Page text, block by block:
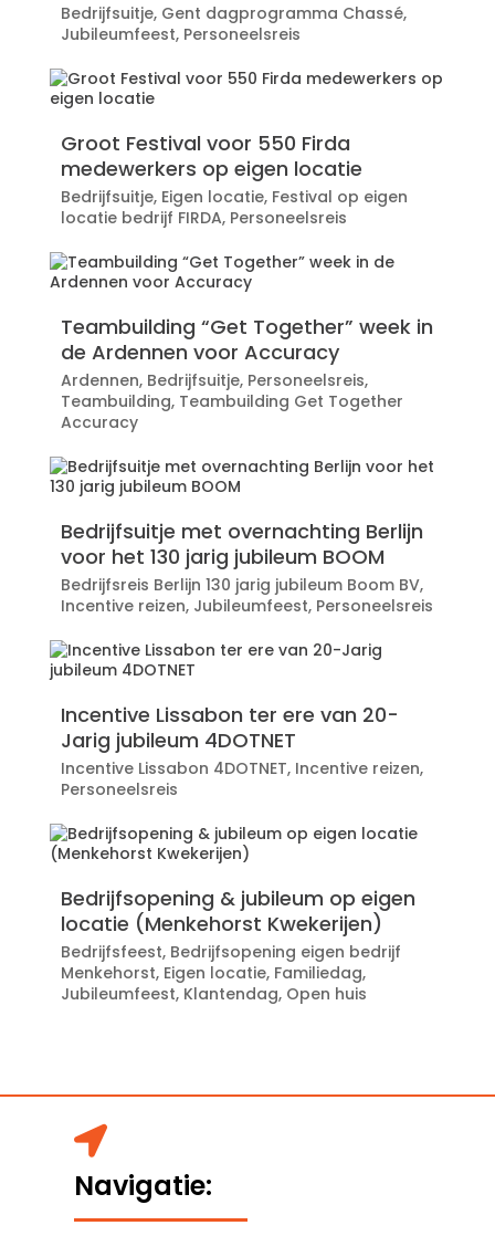
Bedrijfsuitje, Gent dagprogramma Chassé,
Jubileumfeest, Personeelsreis
Groot Festival voor 550 Firda
medewerkers op eigen locatie
Bedrijfsuitje, Eigen locatie, Festival op eigen
locatie bedrijf FIRDA, Personeelsreis
Teambuilding “Get Together” week in
de Ardennen voor Accuracy
Ardennen, Bedrijfsuitje, Personeelsreis,
Teambuilding, Teambuilding Get Together
Accuracy
Bedrijfsuitje met overnachting Berlijn
voor het 130 jarig jubileum BOOM
Bedrijfsreis Berlijn 130 jarig jubileum Boom BV,
Incentive reizen, Jubileumfeest, Personeelsreis
Incentive Lissabon ter ere van 20-
Jarig jubileum 4DOTNET
Incentive Lissabon 4DOTNET, Incentive reizen,
Personeelsreis
Bedrijfsopening & jubileum op eigen
locatie (Menkehorst Kwekerijen)
Bedrijfsfeest, Bedrijfsopening eigen bedrijf
Menkehorst, Eigen locatie, Familiedag,
Jubileumfeest, Klantendag, Open huis

Navigatie: